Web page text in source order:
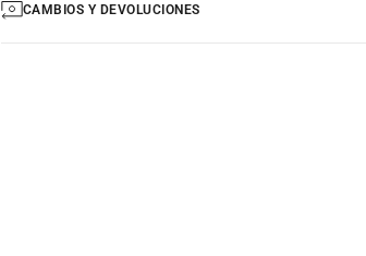
CAMBIOS Y DEVOLUCIONES